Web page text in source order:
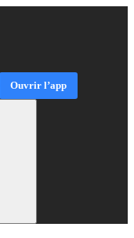
Ouvrir l’app